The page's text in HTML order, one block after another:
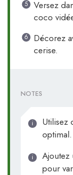
Versez
coco
Décorez
cerise.
NOTES
Utilisez
optimal.
Ajoutez
pour